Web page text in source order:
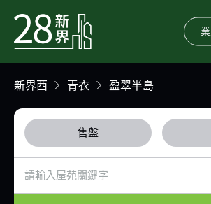
新界西 青衣 盈翠半島
售盤